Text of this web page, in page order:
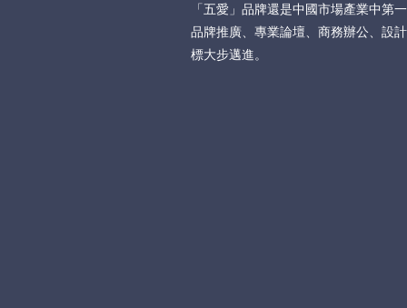
「五愛」品牌還是中國市場產業中第
品牌推廣、專業論壇、商務辦公、設
標大步邁進。